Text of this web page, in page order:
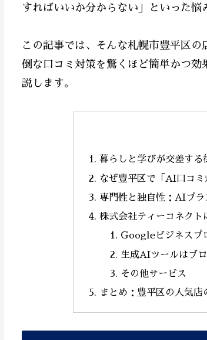
すればいいか分からない」といった悩
この記事では、そんな札幌市豊平区の
倒な口コミ対策を驚くほど簡単かつ効
説します。
暮らしと学びが交差する
なぜ豊平区で「AI口コ
専門性と独自性：AIプ
株式会社ティーコネクト
Googleビジネスプ
生成AIツールはブ
その他サービス
まとめ：豊平区の人気